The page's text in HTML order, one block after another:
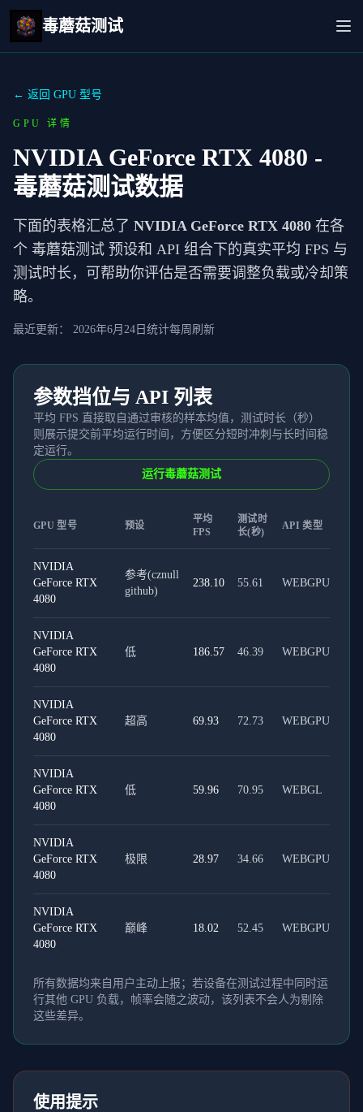
毒蘑菇测试
← 返回 GPU 型号
GPU 详情
NVIDIA GeForce RTX 4080 -
毒蘑菇测试数据
下面的表格汇总了 NVIDIA GeForce RTX 4080 在各
个 毒蘑菇测试 预设和 API 组合下的真实平均 FPS 与
测试时长，可帮助你评估是否需要调整负载或冷却策
略。
最近更新： 2026年6月24日 统计每周刷新
参数挡位与 API 列表
平均 FPS 直接取自通过审核的样本均值，测试时长（秒）
则展示提交前平均运行时间，方便区分短时冲刺与长时间稳
定运行。
运行毒蘑菇测试
GPU 型号 预设
平均
FPS
测试时
长(秒)
API 类型
NVIDIA
GeForce RTX
4080
参考(cznull
github)
238.10 55.61 WEBGPU
NVIDIA
GeForce RTX
4080
低 186.57 46.39 WEBGPU
NVIDIA
GeForce RTX
4080
超高 69.93 72.73 WEBGPU
NVIDIA
GeForce RTX
4080
低 59.96 70.95 WEBGL
NVIDIA
GeForce RTX
4080
极限 28.97 34.66 WEBGPU
NVIDIA
GeForce RTX
4080
巅峰 18.02 52.45 WEBGPU
所有数据均来自用户主动上报；若设备在测试过程中同时运
行其他 GPU 负载，帧率会随之波动，该列表不会人为剔除
这些差异。
使用提示